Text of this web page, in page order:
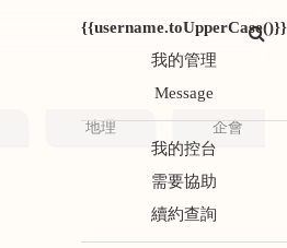
{{username.toUpperCase()}}
我的管理
Message
我的控台
需要協助
續約查詢
地理 企會